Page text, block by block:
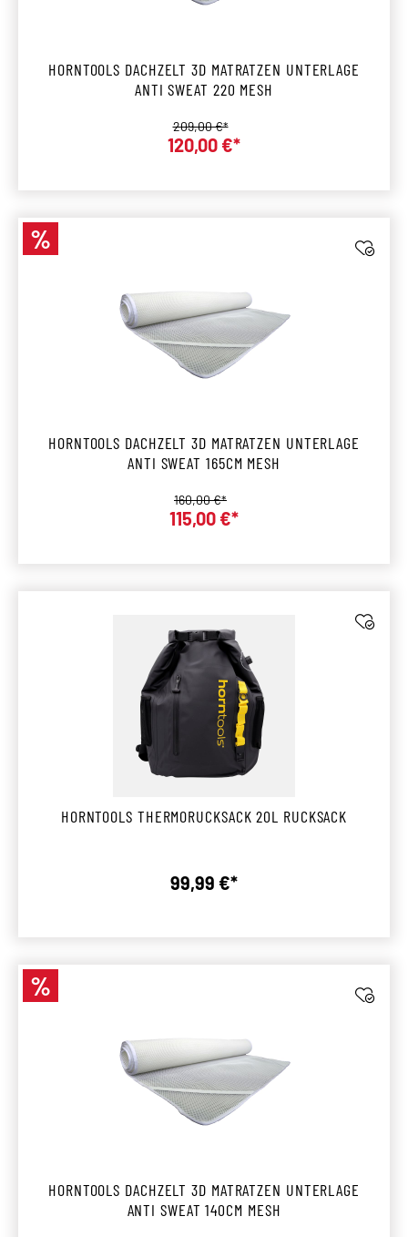
HORNTOOLS DACHZELT 3D MATRATZEN UNTERLAGE
ANTI SWEAT 220 MESH
Verkaufspreis:
120,00 €*
Regulärer Preis:
209,00 €*
Rabatt
%
HORNTOOLS DACHZELT 3D MATRATZEN UNTERLAGE
ANTI SWEAT 165CM MESH
Verkaufspreis:
115,00 €*
Regulärer Preis:
160,00 €*
HORNTOOLS THERMORUCKSACK 20L RUCKSACK
Regulärer Preis:
99,99 €*
Rabatt
%
HORNTOOLS DACHZELT 3D MATRATZEN UNTERLAGE
ANTI SWEAT 140CM MESH